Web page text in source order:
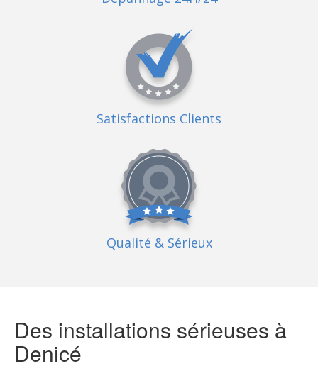
Satisfactions Clients
Qualité & Sérieux
Des installations sérieuses à
Denicé